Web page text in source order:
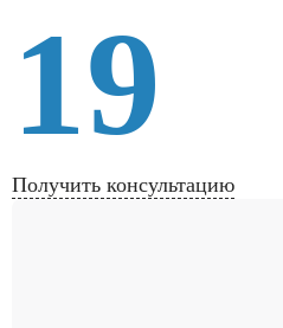
19
Получить консультацию